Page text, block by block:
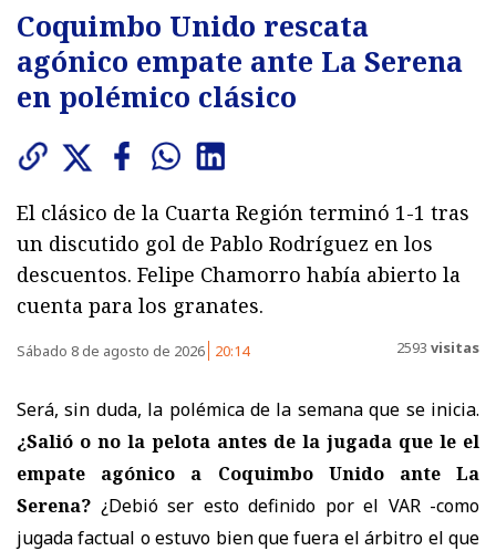
Coquimbo Unido rescata
agónico empate ante La Serena
en polémico clásico
El clásico de la Cuarta Región terminó 1-1 tras
un discutido gol de Pablo Rodríguez en los
descuentos. Felipe Chamorro había abierto la
cuenta para los granates.
Sábado 8 de agosto de 2026 20:14 2593 visitas
Será, sin duda, la polémica de la semana que se inicia.
¿Salió o no la pelota antes de la jugada que le el
empate agónico a Coquimbo Unido ante La
Serena? ¿Debió ser esto definido por el VAR -como
jugada factual o estuvo bien que fuera el árbitro el que